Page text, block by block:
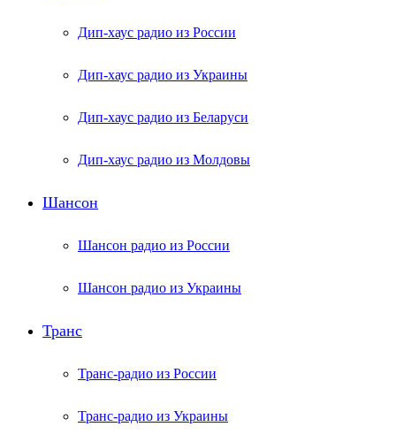
Дип-хаус радио из России
Дип-хаус радио из Украины
Дип-хаус радио из Беларуси
Дип-хаус радио из Молдовы
Шансон
Шансон радио из России
Шансон радио из Украины
Транс
Транс-радио из России
Транс-радио из Украины